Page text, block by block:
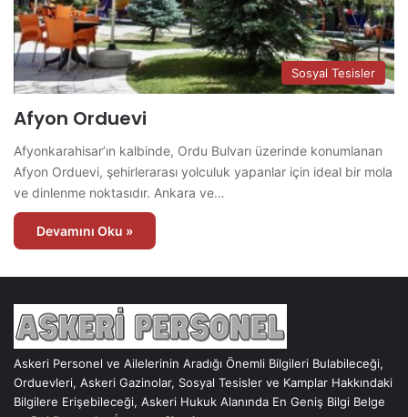
Sosyal Tesisler
Afyon Orduevi
Afyonkarahisar’ın kalbinde, Ordu Bulvarı üzerinde konumlanan
Afyon Orduevi, şehirlerarası yolculuk yapanlar için ideal bir mola
ve dinlenme noktasıdır. Ankara ve…
Devamını Oku »
Askeri Personel ve Ailelerinin Aradığı Önemli Bilgileri Bulabileceği,
Orduevleri, Askeri Gazinolar, Sosyal Tesisler ve Kamplar Hakkındaki
Bilgilere Erişebileceği, Askeri Hukuk Alanında En Geniş Bilgi Belge